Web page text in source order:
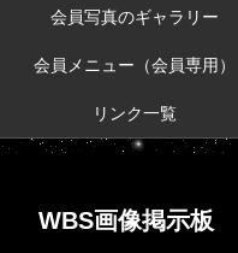
会員写真のギャラリー
会員メニュー（会員専用）
リンク一覧
WBS画像掲示板